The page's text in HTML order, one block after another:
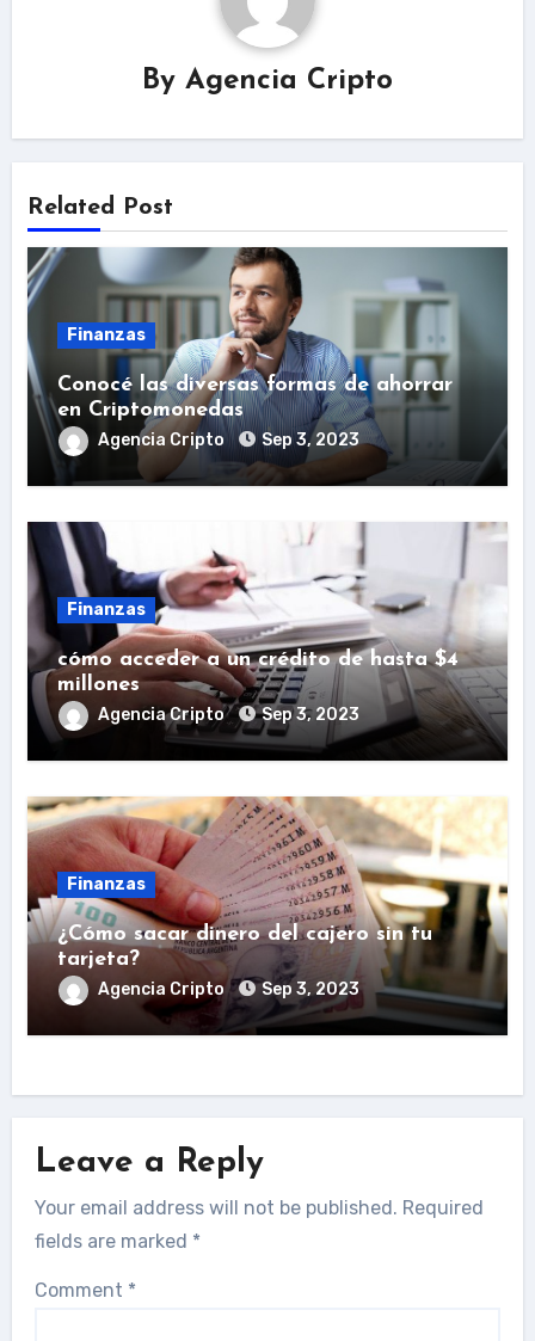
By Agencia Cripto
Related Post
Finanzas
Conocé las diversas formas de ahorrar
en Criptomonedas
Agencia Cripto Sep 3, 2023
Finanzas
cómo acceder a un crédito de hasta $4
millones
Agencia Cripto Sep 3, 2023
Finanzas
¿Cómo sacar dinero del cajero sin tu
tarjeta?
Agencia Cripto Sep 3, 2023
Leave a Reply
Your email address will not be published. Required
fields are marked *
Comment *